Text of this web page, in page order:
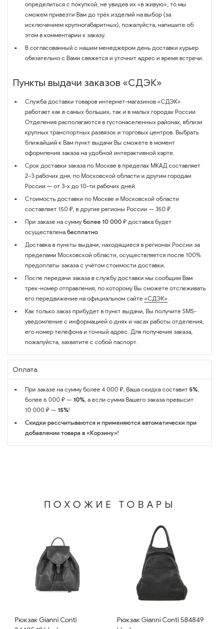
определиться с покупкой, не увидев их «в живую», то мы
сможем привезти Вам до трёх изделий на выбор (за
исключением крупногабаритных), пожалуйста, напишите об
этом в комментарии к заказу.
В согласованный с нашим менеджером день доставки курьер
обязательно с Вами свяжется и уточнит адрес и время встречи.
Пункты выдачи заказов «СДЭК»
Служба доставки товаров интернет-магазинов «СДЭК»
работает как в самых больших, так и в малых городах России.
Отделения располагаются в густонаселенных районах, вблизи
крупных транспортных развязок и торговых центров. Выбрать
ближайший к Вам пункт выдачи Вы сможете в момент
оформления заказа на удобной интерактивной карте.
Срок доставки заказа по Москве в пределах МКАД составляет
2–3 рабочих дня, по Московской области и другим городам
России — от 3-х до 10-ти рабочих дней.
Стоимость доставки по Москве и Московской области
составляет 150 ₽, в другие регионы России — 350 ₽.
При заказе на сумму более 10 000 ₽ доставка будет
осуществлена бесплатно
Доставка в пункты выдачи, находящиеся в регионах России за
пределами Московской области, осуществляется после 100%
предоплаты заказа с учётом стоимости доставки.
После передачи заказа в службу доставки мы сообщим Вам
трек-номер отправления, по которому Вы сможете отслеживать
его передвижение на официальном сайте «СДЭК».
Как только заказ прибудет в пункт выдачи, Вы получите SMS-
уведомление с информацией о днях и часах работы отделения,
его номер телефона и точный адрес. Для получения заказа,
пожалуйста, захватите с собой паспорт.
Оплата
При заказе на сумму более 4 000 ₽, Ваша скидка составит 5%,
более 6 000 ₽ — 10%, а если сумма Вашего заказа превысит
10 000 ₽ — 15%!
Скидки рассчитываются и применяются автоматически при
добавлении товара в «Корзину»!
ПОХОЖИЕ ТОВАРЫ
Рюкзак Gianni Conti
Рюкзак Gianni Conti 584849